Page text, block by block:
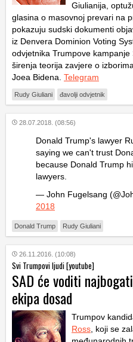
Giulianija,
glasina o masovnoj prevari na
pokazuju sudski dokumenti
iz Denvera Dominion Voting
odvjetnika Trumpove
širenja teorija zavjere o
Joea Bidena. Telegram
Rudy Giuliani đavolji odvjetnik
28.07.2018. (08:56)
Donald Trump's lawyer
saying we can't trust
because Donald Trump
lawyers.
— John Fugelsang
2018
Donald Trump Rudy Giuliani
26.11.2016. (10:08)
Svi Trumpovi ljudi [youtube]
SAD će voditi
ekipa dosad
Trumpov
Ross , koji se